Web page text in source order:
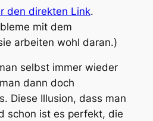
den direkten Link.
mit dem
arbeiten wohl daran.)
selbst immer wieder
dann doch
Diese Illusion, dass man
schon ist es perfekt, die